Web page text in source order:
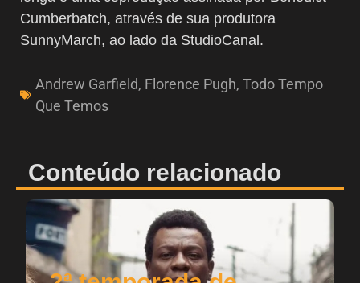
Cumberbatch, através de sua produtora
SunnyMarch, ao lado da StudioCanal.
Andrew Garfield, Florence Pugh, Todo Tempo
Que Temos
Conteúdo relacionado